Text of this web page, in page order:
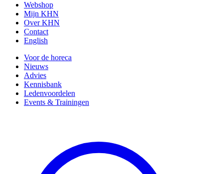
Webshop
Mijn KHN
Over KHN
Contact
English
Voor de horeca
Nieuws
Advies
Kennisbank
Ledenvoordelen
Events & Trainingen